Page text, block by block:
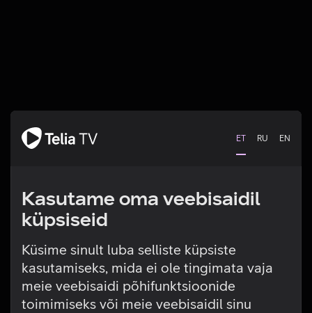
ET RU EN
Kasutame oma veebisaidil
küpsiseid
Küsime sinult luba selliste küpsiste
kasutamiseks, mida ei ole tingimata vaja
meie veebisaidi põhifunktsioonide
toimimiseks või meie veebisaidil sinu
Tehniline viga